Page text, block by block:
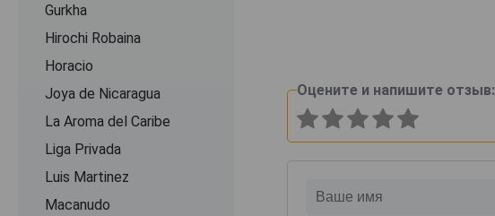
Gurkha
Hirochi Robaina
Horacio
Joya de Nicaragua
La Aroma del Caribe
Liga Privada
Luis Martinez
Macanudo
Оцените и напишите отзыв: